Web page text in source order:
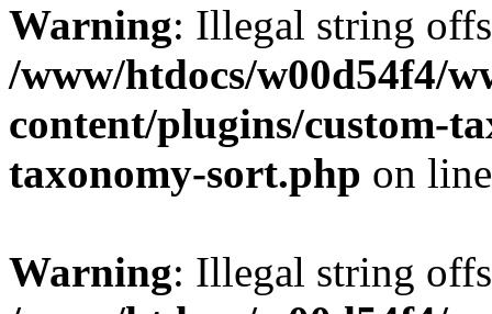
Warning: Illegal string
/www/htdocs/w00d54f4/
content/plugins/custom-
taxonomy-sort.php on
Warning: Illegal string